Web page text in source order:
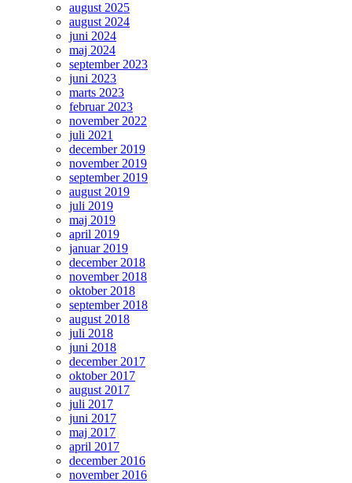
august 2025
august 2024
juni 2024
maj 2024
september 2023
juni 2023
marts 2023
februar 2023
november 2022
juli 2021
december 2019
november 2019
september 2019
august 2019
juli 2019
maj 2019
april 2019
januar 2019
december 2018
november 2018
oktober 2018
september 2018
august 2018
juli 2018
juni 2018
december 2017
oktober 2017
august 2017
juli 2017
juni 2017
maj 2017
april 2017
december 2016
november 2016